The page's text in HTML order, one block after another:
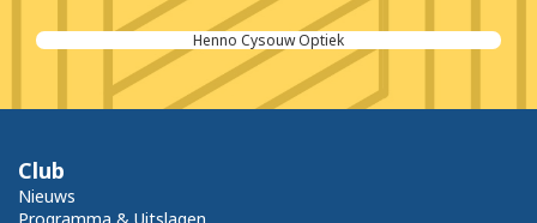
Dethon
Club
Nieuws